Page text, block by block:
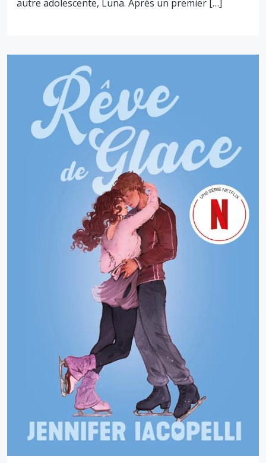
autre adolescente, Luna. Après un premier […]